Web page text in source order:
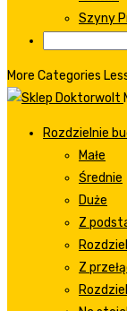
Szyny
More Categories
Rozdzielnie
Małe
Średnie
Duże
Z
Z